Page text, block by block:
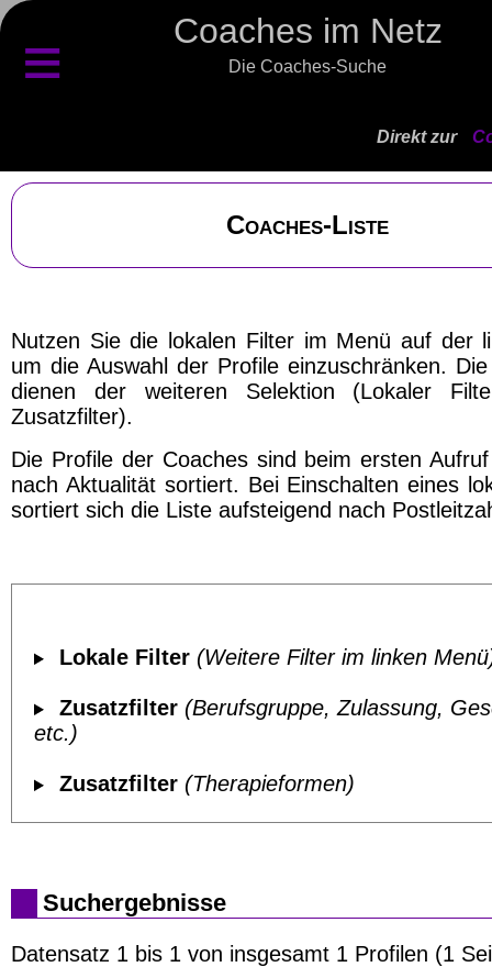
Coaches im Netz
Die Coaches-Suche
≡
Direkt zur
Coaches-Liste
Nutzen Sie die lokalen Filter im Menü auf der
um die Auswahl der Profile einzuschränken.
dienen der weiteren Selektion (Lokaler
Zusatzfilter).
Die Profile der Coaches sind beim ersten
nach Aktualität sortiert. Bei Einschalten eines
sortiert sich die Liste aufsteigend nach
Lokale Filter (Weitere Filter im linken
Zusatzfilter (Berufsgruppe, Zulassung,
etc.)
Zusatzfilter (Therapieformen)
Suchergebnisse
Datensatz 1 bis 1 von insgesamt 1 Profilen (1